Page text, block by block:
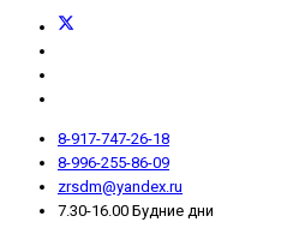
8-917-747-26-18
8-996-255-86-09
zrsdm@yandex.ru
7.30-16.00 Будние дни